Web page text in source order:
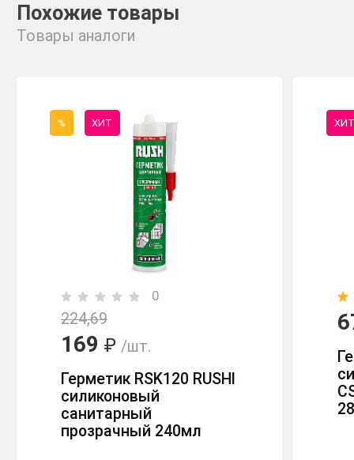
Похожие товары
Товары аналоги
% ХИТ
0
224,69
169 ₽ /шт.
Герметик RSK120 RUSHl
силиконовый
санитарный
прозрачный 240мл
ХИТ